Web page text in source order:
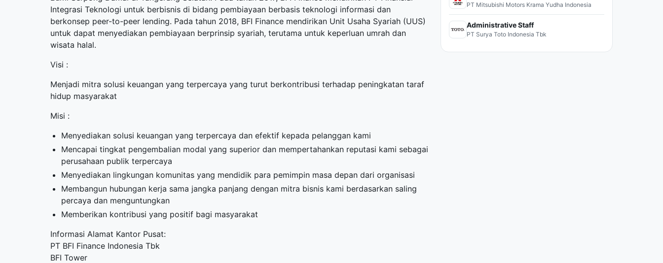
Integrasi Teknologi untuk berbisnis di bidang pembiayaan berbasis teknologi informasi dan
berkonsep peer-to-peer lending. Pada tahun 2018, BFI Finance mendirikan Unit Usaha Syariah (UUS)
untuk dapat menyediakan pembiayaan berprinsip syariah, terutama untuk keperluan umrah dan
wisata halal.
Visi :
Menjadi mitra solusi keuangan yang terpercaya yang turut berkontribusi terhadap peningkatan taraf
hidup masyarakat
Misi :
Menyediakan solusi keuangan yang terpercaya dan efektif kepada pelanggan kami
Mencapai tingkat pengembalian modal yang superior dan mempertahankan reputasi kami sebagai
perusahaan publik terpercaya
Menyediakan lingkungan komunitas yang mendidik para pemimpin masa depan dari organisasi
Membangun hubungan kerja sama jangka panjang dengan mitra bisnis kami berdasarkan saling
percaya dan menguntungkan
Memberikan kontribusi yang positif bagi masyarakat
Informasi Alamat Kantor Pusat:
PT BFI Finance Indonesia Tbk
BFI Tower
PT Mitsubishi Motors Krama Yudha Indonesia
Administrative Staff
PT Surya Toto Indonesia Tbk